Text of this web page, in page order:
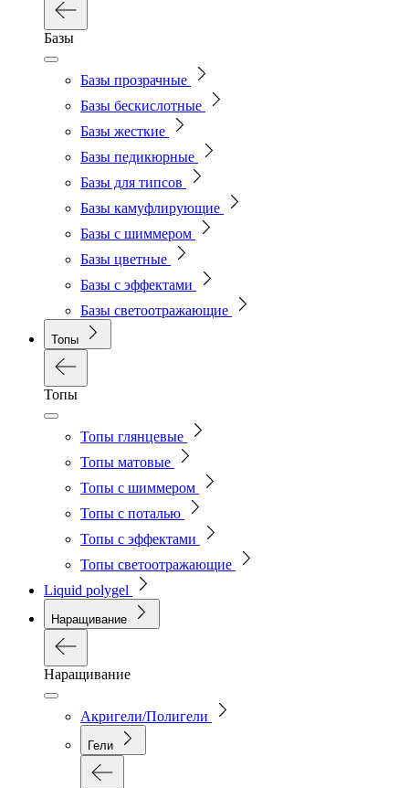
Базы
Базы прозрачные
Базы бескислотные
Базы жесткие
Базы педикюрные
Базы для типсов
Базы камуфлирующие
Базы с шиммером
Базы цветные
Базы с эффектами
Базы светоотражающие
Топы
Топы
Топы глянцевые
Топы матовые
Топы с шиммером
Топы с поталью
Топы с эффектами
Топы светоотражающие
Liquid polygel
Наращивание
Наращивание
Акригели/Полигели
Гели